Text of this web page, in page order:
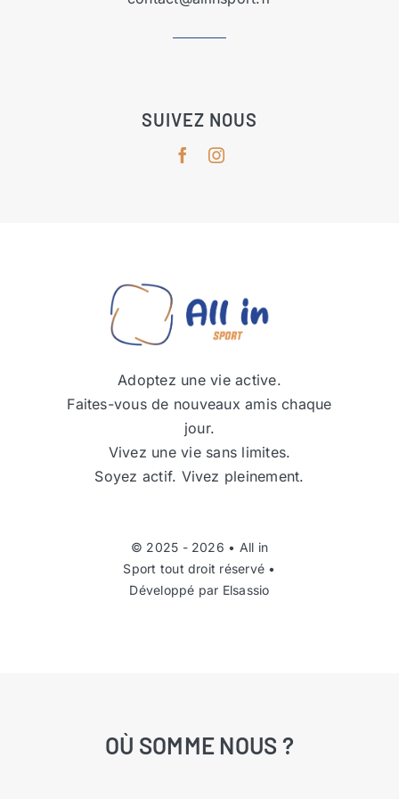
SUIVEZ NOUS
Adoptez une vie active.
Faites-vous de nouveaux amis chaque
jour.
Vivez une vie sans limites.
Soyez actif. Vivez pleinement.
© 2025 - 2026 • All in
Sport tout droit réservé •
Développé par Elsassio
OÙ SOMME NOUS ?